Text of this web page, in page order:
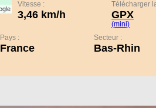
Vitesse :
3,46 km/h
Télécharger
GPX
(mini)
Pays :
France
Secteur :
Bas-Rhin